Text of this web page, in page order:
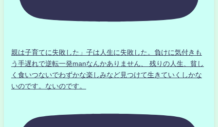
親は子育てに失敗した」子は人生に失敗した。負けに気付きも
う手遅れで逆転一発manなんかありません、 残りの人生、貧し
く食いつないでわずかな楽しみなど見つけて生きていくしかな
いのです。ないのです。